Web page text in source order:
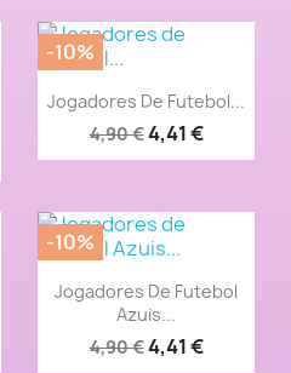
Vista rápida
Jogadores De Futebol...
4,90 €4,41 €
-10%
Vista rápida
Jogadores De Futebol
Azuis...
4,90 €4,41 €
-10%